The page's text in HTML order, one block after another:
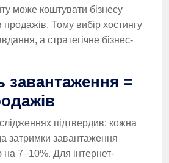
може коштувати бізнесу
продажів. Тому вибір хостингу
а стратегічне бізнес-
завантаження =
підтвердив: кожна
затримки завантаження
на 7–10%. Для інтернет-